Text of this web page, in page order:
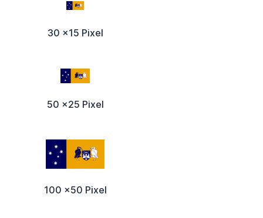
30 x15 Pixel
50 x25 Pixel
100 x50 Pixel